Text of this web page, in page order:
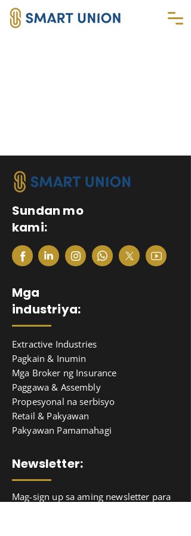
Sundan mo
kami:
Mga
industriya:
Extractive Industries
Pagkain & Inumin
Mga Broker ng Insurance
Paggawa & Assembly
Propesyonal na serbisyo
Retail & Pakyawan
Pakyawan Pamamahagi
Newsletter:
Mag-sign up sa aming newsletter para